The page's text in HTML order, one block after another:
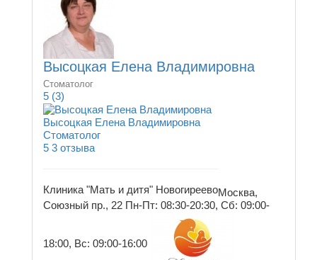
Высоцкая Елена Владимировна
Стоматолог
5 (3)
Высоцкая Елена Владимировна
Стоматолог
5 3 отзыва
Клиника "Мать и дитя" НовогиреевоМосква,
Союзный пр., 22 Пн-Пт: 08:30-20:30, Сб: 09:00-
18:00, Вс: 09:00-16:00